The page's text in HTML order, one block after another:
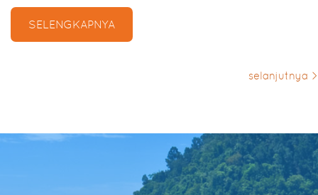
SELENGKAPNYA
selanjutnya >